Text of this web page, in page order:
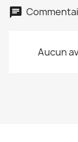
Aucun